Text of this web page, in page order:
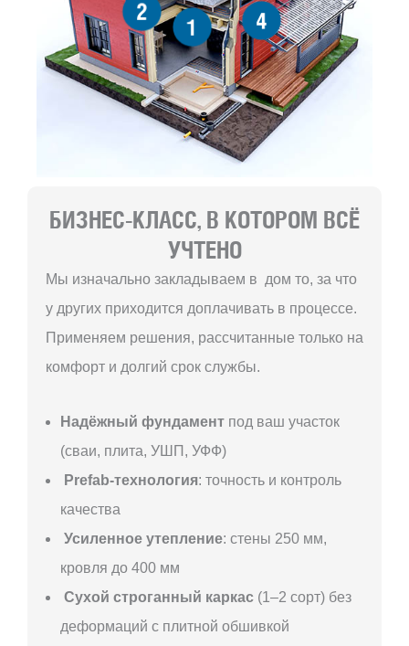
1
2 4
БИЗНЕС-КЛАСС, В КОТОРОМ ВСЁ
УЧТЕНО
Мы изначально закладываем в дом то, за что
у других приходится доплачивать в процессе.
Применяем решения, рассчитанные только на
комфорт и долгий срок службы.
Надёжный фундамент под ваш участок
(сваи, плита, УШП, УФФ)
Prefab-технология: точность и контроль
качества
Усиленное утепление: стены 250 мм,
кровля до 400 мм
Сухой строганный каркас (1–2 сорт) без
деформаций с плитной обшивкой